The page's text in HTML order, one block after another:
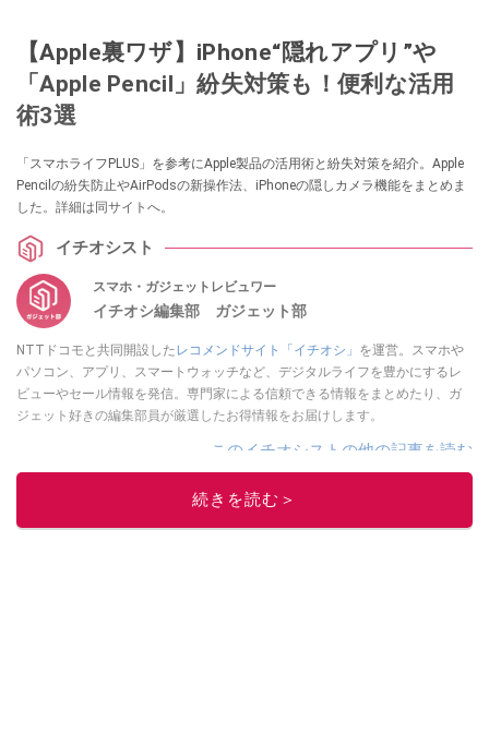
【Apple裏ワザ】iPhone“隠れアプリ”や
「Apple Pencil」紛失対策も！便利な活用
術3選
「スマホライフPLUS」を参考にApple製品の活用術と紛失対策を紹介。Apple
Pencilの紛失防止やAirPodsの新操作法、iPhoneの隠しカメラ機能をまとめま
した。詳細は同サイトへ。
イチオシスト
スマホ・ガジェットレビュワー
イチオシ編集部 ガジェット部
NTTドコモと共同開設した レコメンドサイト「イチオシ」 を運営。スマホや
パソコン、アプリ、スマートウォッチなど、デジタルライフを豊かにするレ
ビューやセール情報を発信。専門家による信頼できる情報をまとめたり、ガ
ジェット好きの編集部員が厳選したお得情報をお届けします。
このイチオシストの他の記事を読む
続きを読む＞